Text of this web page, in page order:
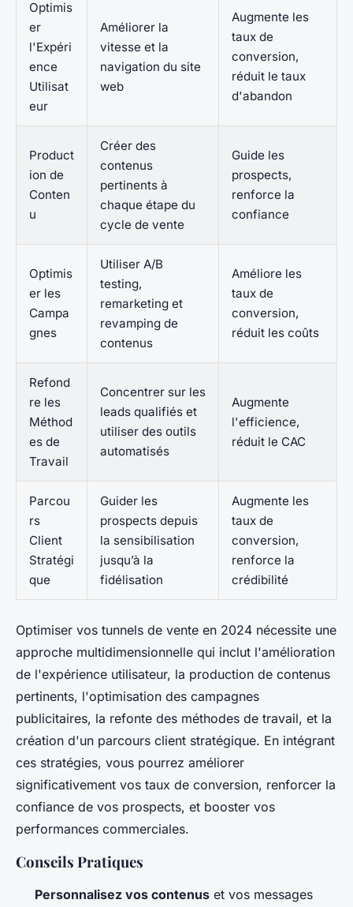
Optimis
er
l'Expéri
ence
Utilisat
eur
Améliorer la
vitesse et la
navigation du site
web
Augmente les
taux de
conversion,
réduit le taux
d'abandon
Product
ion de
Conten
u
Créer des
contenus
pertinents à
chaque étape du
cycle de vente
Guide les
prospects,
renforce la
confiance
Optimis
er les
Campa
gnes
Utiliser A/B
testing,
remarketing et
revamping de
contenus
Améliore les
taux de
conversion,
réduit les coûts
Refond
re les
Méthod
es de
Travail
Concentrer sur les
leads qualifiés et
utiliser des outils
automatisés
Augmente
l'efficience,
réduit le CAC
Parcou
rs
Client
Stratégi
que
Guider les
prospects depuis
la sensibilisation
jusqu’à la
fidélisation
Augmente les
taux de
conversion,
renforce la
crédibilité
Optimiser vos tunnels de vente en 2024 nécessite une
approche multidimensionnelle qui inclut l'amélioration
de l'expérience utilisateur, la production de contenus
pertinents, l'optimisation des campagnes
publicitaires, la refonte des méthodes de travail, et la
création d'un parcours client stratégique. En intégrant
ces stratégies, vous pourrez améliorer
significativement vos taux de conversion, renforcer la
confiance de vos prospects, et booster vos
performances commerciales.
Conseils Pratiques
Personnalisez vos contenus et vos messages